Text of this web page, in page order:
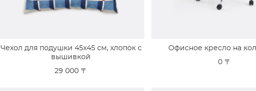
Чехол для подушки 45x45 см, хлопок с
вышивкой
29 000 〒
Офисное кресло на
0 〒